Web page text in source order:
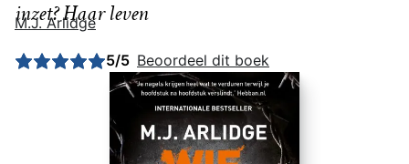
inzet? Haar leven
M.J. Arlidge
Gemiddelde beoordeling: 5 uit 5
5/5 Beoordeel dit boek